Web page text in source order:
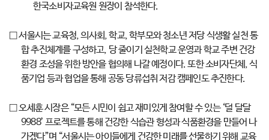
한국소비자교육원 원장이 참석한다.
□ 서울시는 교육청, 의사회, 학교, 학부모와 청소년 저당 식생활 실천 통
합 추진체계를 구성하고, 당 줄이기 실천학교 운영과 학교 주변 건강
환경 조성을 위한 방안을 협의해 나갈 예정이다. 또한 소비자단체, 식
품기업 등과 협업을 통해 공동 당류섭취 저감 캠페인도 추진한다.
□ 오세훈 시장은 “모든 시민이 쉽고 재미있게 참여할 수 있는 ‘덜 달달
9988’ 프로젝트를 통해 건강한 식습관 형성과 식품환경을 만들어 나
가겠다”며 “서울시는 아이들에게 건강한 미래를 선물하기 위해 교육